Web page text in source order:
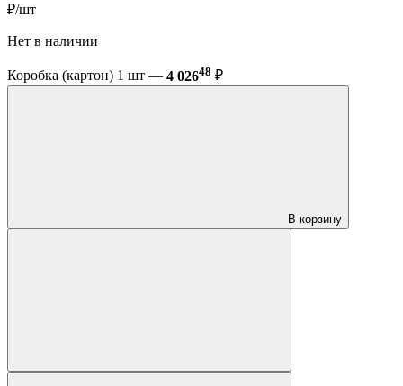
₽/шт
Нет в наличии
Коробка (картон) 1 шт — 4 02648 ₽
В корзину